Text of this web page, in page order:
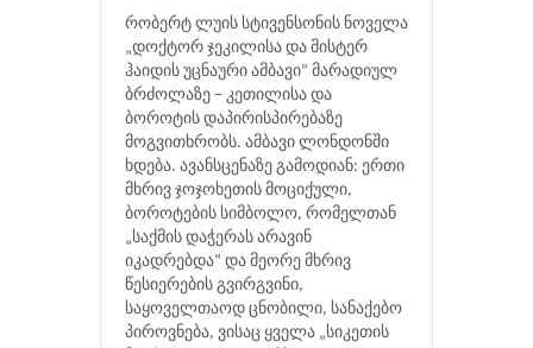
რობერტ ლუის სტივენსონის ნოველა
„დოქტორ ჯეკილისა და მისტერ
ჰაიდის უცნაური ამბავი“ მარადიულ
ბრძოლაზე − კეთილისა და
ბოროტის დაპირისპირებაზე
მოგვითხრობს. ამბავი ლონდონში
ხდება. ავანსცენაზე გამოდიან: ერთი
მხრივ ჯოჯოხეთის მოციქული,
ბოროტების სიმბოლო, რომელთან
„საქმის დაჭერას არავინ
იკადრებდა“ და მეორე მხრივ
წესიერების გვირგვინი,
საყოველთაოდ ცნობილი, სანაქებო
პიროვნება, ვისაც ყველა „სიკეთის